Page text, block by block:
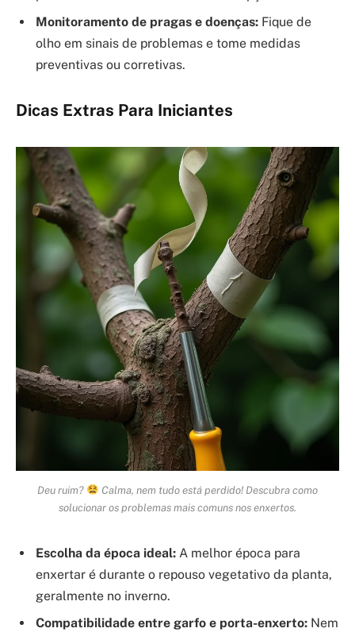
Monitoramento de pragas e doenças: Fique de
olho em sinais de problemas e tome medidas
preventivas ou corretivas.
Dicas Extras Para Iniciantes
Deu ruim?
Calma, nem tudo está perdido! Descubra como
solucionar os problemas mais comuns nos enxertos.
Escolha da época ideal: A melhor época para
enxertar é durante o repouso vegetativo da planta,
geralmente no inverno.
Compatibilidade entre garfo e porta-enxerto: Nem